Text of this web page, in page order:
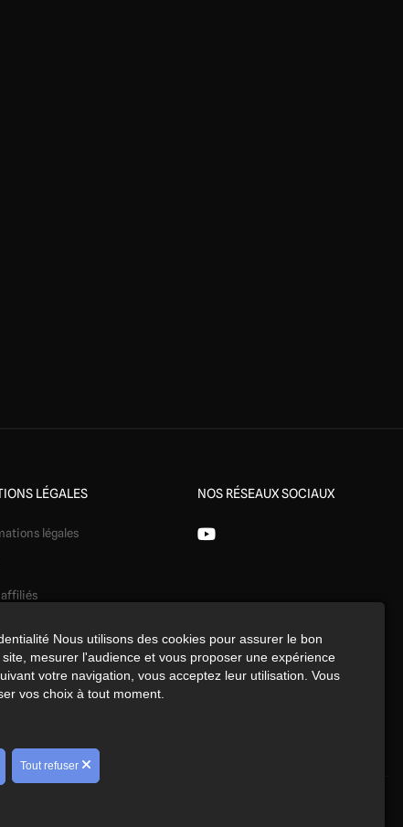
LÉGALES
légales
NOS RÉSEAUX SOCIAUX
Nous utilisons des cookies pour assurer le bon
mesurer l'audience et vous proposer une expérience
votre navigation, vous acceptez leur utilisation. Vous
vos choix à tout moment.
Tout refuser